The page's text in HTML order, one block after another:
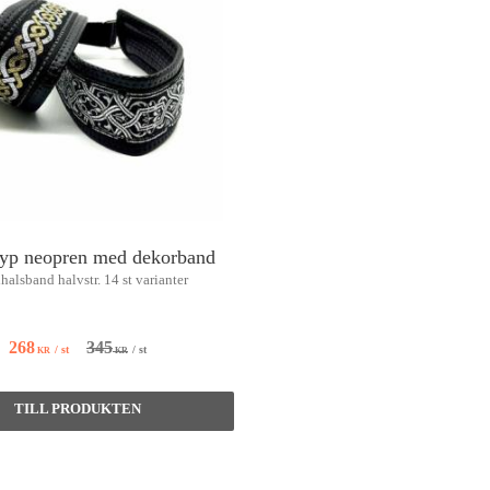
neopren med dekorband
halvstr. 14 st varianter
268 KR / st 345KR / st